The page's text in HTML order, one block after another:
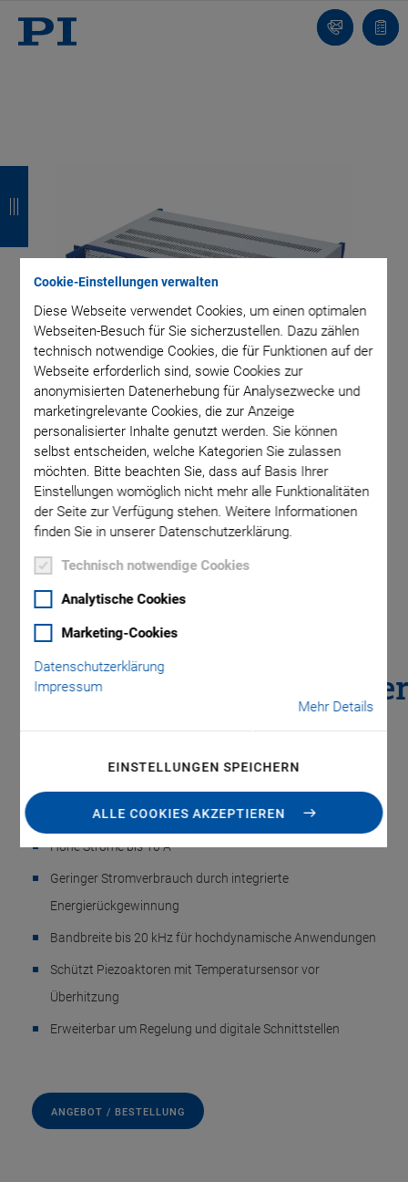
Cookie-Einstellungen verwalten
Diese Webseite verwendet Cookies, um einen optimalen
Webseiten-Besuch für Sie sicherzustellen. Dazu zählen
technisch notwendige Cookies, die für Funktionen auf der
Webseite erforderlich sind, sowie Cookies zur
anonymisierten Datenerhebung für Analysezwecke und
marketingrelevante Cookies, die zur Anzeige
personalisierter Inhalte genutzt werden. Sie können
selbst entscheiden, welche Kategorien Sie zulassen
möchten. Bitte beachten Sie, dass auf Basis Ihrer
Einstellungen womöglich nicht mehr alle Funktionalitäten
der Seite zur Verfügung stehen. Weitere Informationen
finden Sie in unserer Datenschutzerklärung.
Technisch notwendige Cookies
Analytische Cookies
Marketing-Cookies
Datenschutzerklärung
Impressum
Mehr Details
EINSTELLUNGEN SPEICHERN
ALLE COOKIES AKZEPTIEREN
Kontakt
E-619
Hochleistungsverstärker
für Piezoaktoren
Modulares System für dynamische
Daueranwendungen
Spitzenleistung bis 1200 W
Hohe Ströme bis 10 A
Geringer Stromverbrauch durch integrierte
Energierückgewinnung
Bandbreite bis 20 kHz für hochdynamische Anwendungen
Schützt Piezoaktoren mit Temperatursensor vor
Überhitzung
Erweiterbar um Regelung und digitale Schnittstellen
ANGEBOT / BESTELLUNG
in µF
ü
c
k
ü
c
k
ü
c
k
ü
c
k